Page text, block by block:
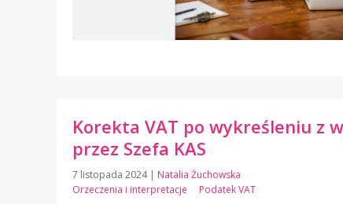
Korekta VAT po wykreśleniu z
przez Szefa KAS
7 listopada 2024 | Natalia Żuchowska
Orzeczenia i interpretacje
Podatek VAT